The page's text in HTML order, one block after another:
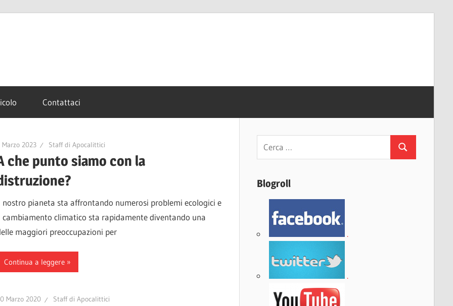
Contattaci
Marzo 2023 Staff di Apocalittici
che punto siamo con la
nostro pianeta sta affrontando numerosi problemi ecologici e
cambiamento climatico sta rapidamente diventando una
maggiori preoccupazioni per
Continua a leggere
Marzo 2020 Staff di Apocalittici
Ricerca
per:
Cerca
Blogroll
.
.